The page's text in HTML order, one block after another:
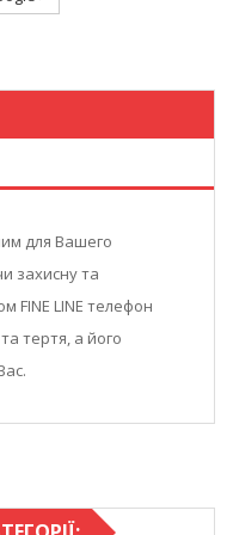
для Вашего
захисну та
FINE LINE телефон
тертя, а його